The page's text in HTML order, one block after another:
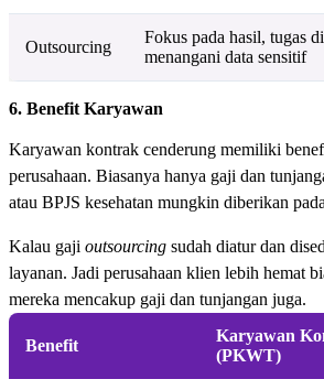
Outsourcing
Fokus pada hasil, tugas
menangani data sensitif
6. Benefit Karyawan
Karyawan kontrak cenderung memiliki
perusahaan. Biasanya hanya gaji dan
atau BPJS kesehatan mungkin diberikan
Kalau gaji outsourcing sudah diatur dan
layanan. Jadi perusahaan klien lebih hemat
mereka mencakup gaji dan tunjangan juga.
Benefit
Karyawan
(PKWT)